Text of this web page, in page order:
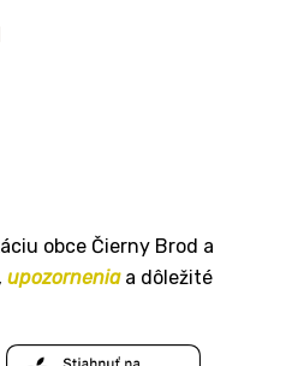
obce Čierny Brod a
upozorneniaa dôležité